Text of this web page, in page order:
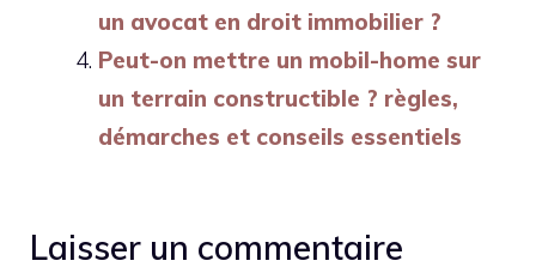
un avocat en droit immobilier ?
Peut-on mettre un mobil-home sur
un terrain constructible ? règles,
démarches et conseils essentiels
Laisser un commentaire